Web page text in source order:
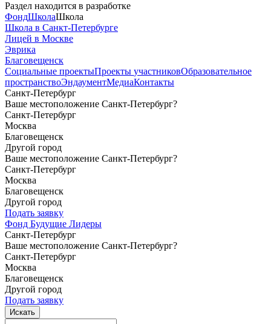
Раздел находится в разработке
ФондШколаШкола
Школа в Санкт-Петербурге
Лицей в Москве
Эврика
Благовещенск
Социальные проектыПроекты участниковОбразовательное
пространствоЭндаументМедиаКонтакты
Санкт-Петербург
Ваше местоположение Санкт-Петербург?
Санкт-Петербург
Москва
Благовещенск
Другой город
Ваше местоположение Санкт-Петербург?
Санкт-Петербург
Москва
Благовещенск
Другой город
Подать заявку
Фонд Будущие Лидеры
Санкт-Петербург
Ваше местоположение Санкт-Петербург?
Санкт-Петербург
Москва
Благовещенск
Другой город
Подать заявку